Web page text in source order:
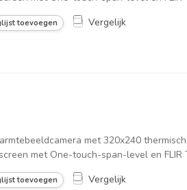
toevoegen Vergelijk
met 320x240
met One-touch-span-level en FLIR
toevoegen Vergelijk